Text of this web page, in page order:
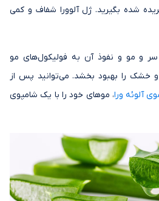
شده بگیرید. ژل آلوورا شفاف و کمی
سر و مو و نفوذ آن به فولیکول‌های مو
خشک را بهبود بخشد. می‌توانید پس از
آلوئه ورا، موهای خود را با یک شامپوی